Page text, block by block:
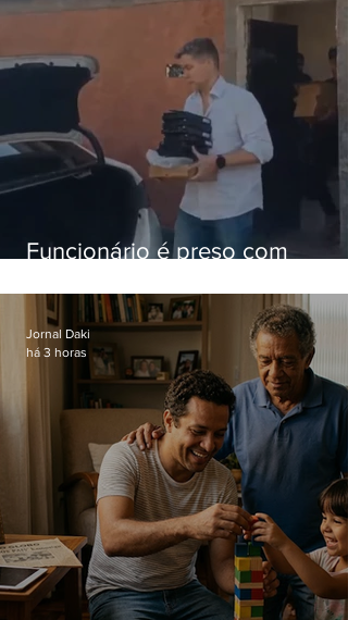
Funcionário é preso com
Hospital do Andaraí
Jornal Daki
há 3 horas